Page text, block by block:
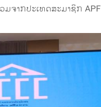
ມຈາກປະເທດສະມາຊິກ APF